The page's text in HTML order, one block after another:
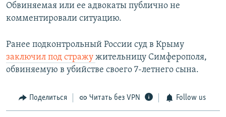
Обвиняемая или ее адвокаты публично не
комментировали ситуацию.
Ранее подконтрольный России суд в Крыму
заключил под стражу жительницу Симферополя,
обвиняемую в убийстве своего 7-летнего сына.
Поделиться Читать без VPN Follow us